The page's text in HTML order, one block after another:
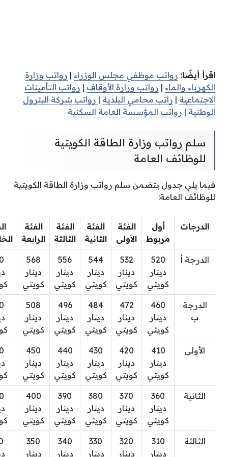
اقرأ أيضًا: رواتب موظفي مجلس الوزراء | رواتب وزارة
الكهرباء والماء | رواتب وزارة الأوقاف | رواتب التأمينات
الاجتماعية | راتب محامي البلدية | رواتب شركة البترول
الوطنية | رواتب المؤسسة العامة السكنية
سلم رواتب وزارة الطاقة الكويتية
للوظائف العامة
فيما يلي جدول يتضمن سلم رواتب وزارة الطاقة الكويتية
للوظائف العامة:
الدرجات
أول
مربوط
الفئة
الأولى
الفئة
الثانية
الفئة
الثالثة
الفئة
الرابعة
الدرجة أ
520
دينار
كويتي
532
دينار
كويتي
544
دينار
كويتي
556
دينار
كويتي
568
دينار
كويتي
الدرجة
ب
460
دينار
كويتي
472
دينار
كويتي
484
دينار
كويتي
496
دينار
كويتي
508
دينار
كويتي
الأولى
410
دينار
كويتي
420
دينار
كويتي
430
دينار
كويتي
440
دينار
كويتي
450
دينار
كويتي
الثانية
360
دينار
كويتي
370
دينار
كويتي
380
دينار
كويتي
390
دينار
كويتي
400
دينار
كويتي
الثالثة
310
دينار
320
دينار
330
دينار
340
دينار
350
دينار